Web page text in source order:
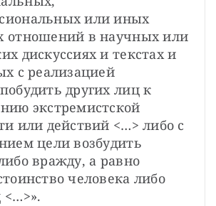
или иных
отношений в научных или
дискуссиях и текстах и
с реализацией
других лиц к
экстремистской
или действий <…> либо с
цели возбудить
вражду, а равно
человека либо